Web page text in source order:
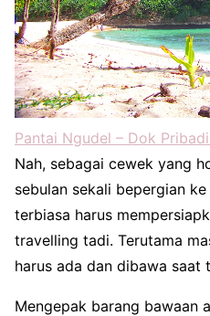
Pantai Ngudel – Dok
Nah, sebagai cewek yang
sebulan sekali bepergian
terbiasa harus
travelling tadi. Terutama
harus ada dan dibawa saat
Mengepak barang bawaan